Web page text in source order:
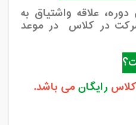
علاقه واشتیاق به
در کلاس در موعد
رایگانمی باشد.